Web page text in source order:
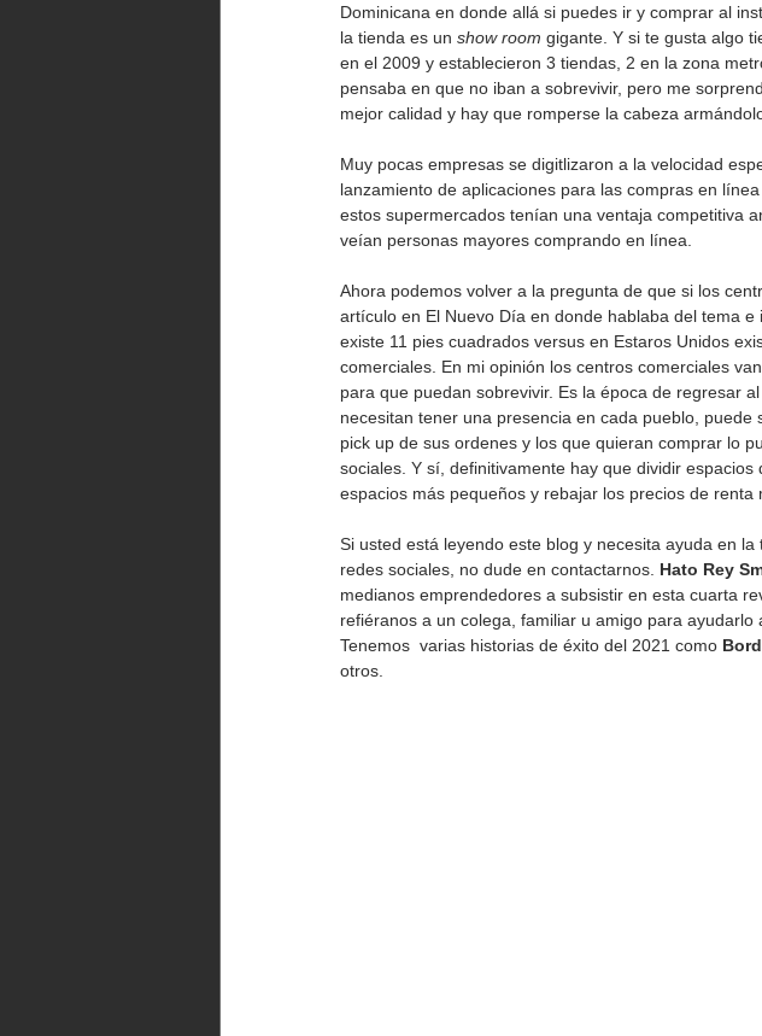
Dominicana en donde allá si puedes ir y comprar al
la tienda es un show room gigante. Y si te gusta algo
en el 2009 y establecieron 3 tiendas, 2 en la zona
pensaba en que no iban a sobrevivir, pero me
mejor calidad y hay que romperse la cabeza
Muy pocas empresas se digitlizaron a la velocidad
lanzamiento de aplicaciones para las compras en
estos supermercados tenían una ventaja competitiva
veían personas mayores comprando en línea.
Ahora podemos volver a la pregunta de que si los
artículo en El Nuevo Día en donde hablaba del tema
existe 11 pies cuadrados versus en Estaros Unidos
comerciales. En mi opinión los centros comerciales
para que puedan sobrevivir. Es la época de regresar
necesitan tener una presencia en cada pueblo,
pick up de sus ordenes y los que quieran comprar lo
sociales. Y sí, definitivamente hay que dividir
espacios más pequeños y rebajar los precios de renta
Si usted está leyendo este blog y necesita ayuda en
redes sociales, no dude en contactarnos. Hato Rey
medianos emprendedores a subsistir en esta cuarta
refiéranos a un colega, familiar u amigo para
Tenemos  varias historias de éxito del 2021 como
otros.